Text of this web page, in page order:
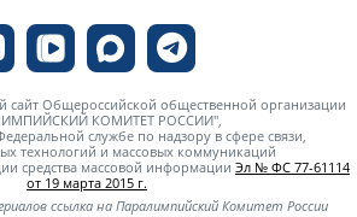
сайт Общероссийской общественной организации
КОМИТЕТ РОССИИ",
службе по надзору в сфере связи,
технологий и массовых коммуникаций
средства массовой информации Эл № ФС 77-61114
от 19 марта 2015 г.
ссылка на Паралимпийский Комитет России